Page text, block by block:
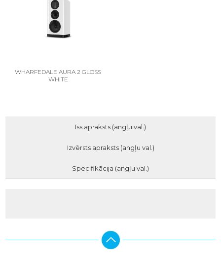
WHARFEDALE AURA 2 GLOSS
WHITE
Īss apraksts (angļu val.)
Izvērsts apraksts (angļu val.)
Specifikācija (angļu val.)